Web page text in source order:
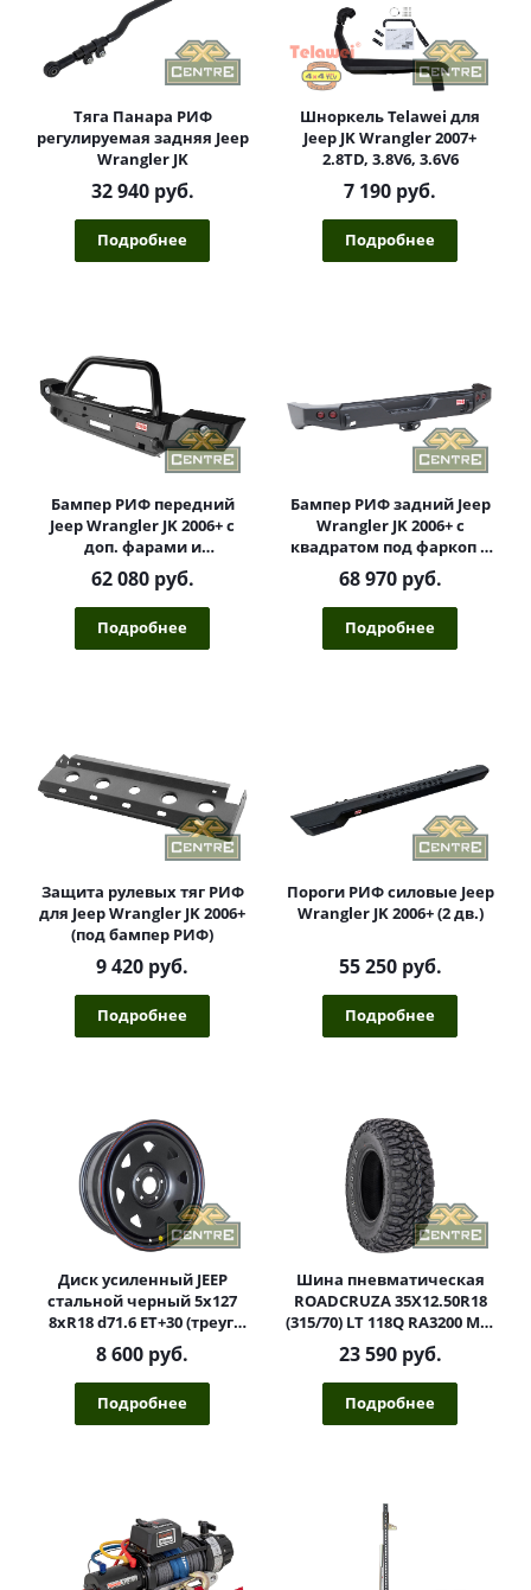
Тяга Панара РИФ
регулируемая задняя Jeep
Wrangler JK
32 940 руб.
Подробнее
Шноркель Telawei для
Jeep JK Wrangler 2007+
2.8TD, 3.8V6, 3.6V6
7 190 руб.
Подробнее
Бампер РИФ передний
Jeep Wrangler JK 2006+ с
доп. фарами и
центральной защитной
дугой
62 080 руб.
Подробнее
Бампер РИФ задний Jeep
Wrangler JK 2006+ с
квадратом под фаркоп и
фонарями, стандарт
68 970 руб.
Подробнее
Защита рулевых тяг РИФ
для Jeep Wrangler JK 2006+
(под бампер РИФ)
9 420 руб.
Подробнее
Пороги РИФ силовые Jeep
Wrangler JK 2006+ (2 дв.)
55 250 руб.
Подробнее
Диск усиленный JEEP
стальной черный 5х127
8xR18 d71.6 ET+30 (треуг.
мелкий)
8 600 руб.
Подробнее
Шина пневматическая
ROADCRUZA 35X12.50R18
(315/70) LT 118Q RA3200 M/T
POR
23 590 руб.
Подробнее